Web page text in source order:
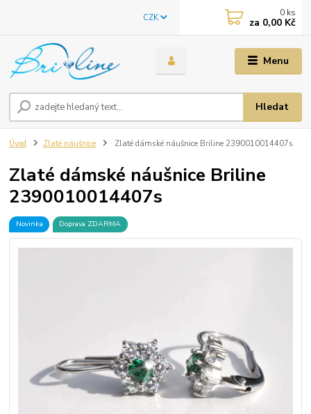
Menu
CZK
Hledat
0 ks
za 0,00 Kč
Úvod Zlaté náušnice Zlaté dámské náušnice Briline 2390010014407s
Zlaté dámské náušnice Briline
2390010014407s
Novinka Doprava ZDARMA